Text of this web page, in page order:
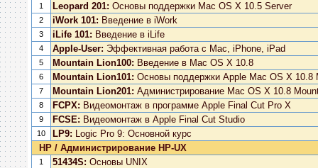
1 Leopard 201: Основы поддержки Mac OS X 10.5 Server
2 iWork 101: Введение в iWork
3 iLife 101: Введение в iLife
4 Apple-User: Эффективная работа с Mac, iPhone, iPad
5 Mountain Lion100: Введение в Mac OS X 10.8
6 Mountain Lion101: Основы поддержки Apple Mac OS X 10.8
7 Mountain Lion201: Администрирование Mac OS X 10.8
8 FCPX: Видеомонтаж в программе Apple Final Cut Pro X
9 FCSE: Видеомонтаж в Apple Final Cut Studio
10 LP9: Logic Pro 9: Основной курс
HP / Администрирование HP-UX
1 51434S: Основы UNIX